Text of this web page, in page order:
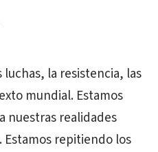
luchas, la resistencia, las
mundial. Estamos
nuestras realidades
Estamos repitiendo los